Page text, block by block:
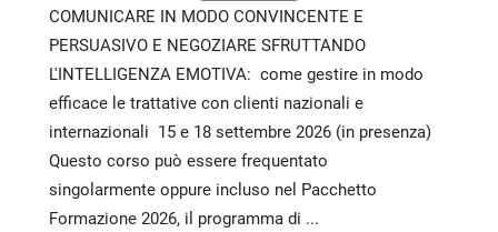
COMUNICARE IN MODO CONVINCENTE E
PERSUASIVO E NEGOZIARE SFRUTTANDO
L'INTELLIGENZA EMOTIVA: come gestire in modo
efficace le trattative con clienti nazionali e
internazionali 15 e 18 settembre 2026 (in presenza)
Questo corso può essere frequentato
singolarmente oppure incluso nel Pacchetto
Formazione 2026, il programma di ...